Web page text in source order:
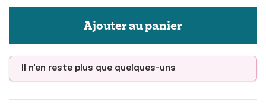
Ajouter au panier
Il n'en reste plus que quelques-uns